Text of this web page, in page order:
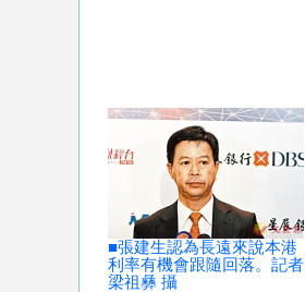
■張建生認為長遠來說本港
利率有機會跟隨回落。記者
梁祖彝 攝